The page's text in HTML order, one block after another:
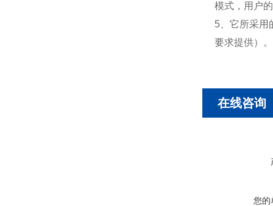
模式，用户
5、它所采用
要求提供）。
在线咨询
您的